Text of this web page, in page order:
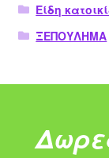
Είδη
ΞΕΠΟΥΛΗΜΑ